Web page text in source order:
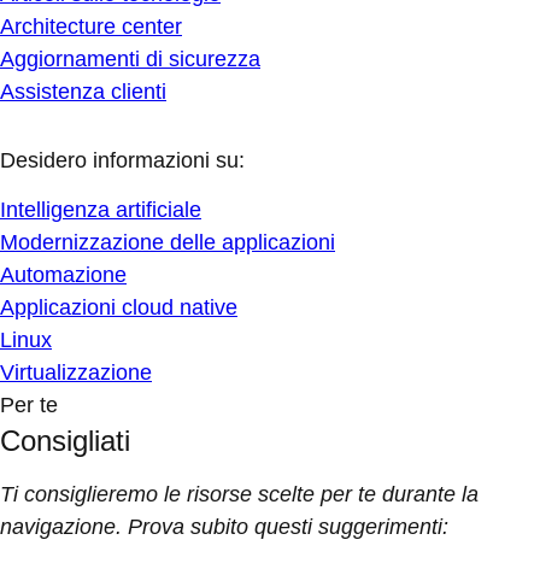
Architecture center
Aggiornamenti di sicurezza
Assistenza clienti
Desidero informazioni su:
Intelligenza artificiale
Modernizzazione delle applicazioni
Automazione
Applicazioni cloud native
Linux
Virtualizzazione
Per te
Consigliati
Ti consiglieremo le risorse scelte per te durante la
navigazione. Prova subito questi suggerimenti: